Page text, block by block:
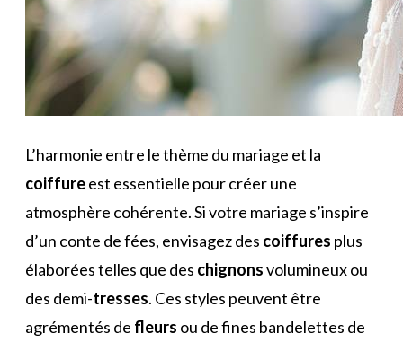
L’harmonie entre le thème du mariage et la
coiffureest essentielle pour créer une
atmosphère cohérente. Si votre mariage s’inspire
d’un conte de fées, envisagez des coiffures plus
élaborées telles que des chignonsvolumineux ou
des demi-tresses. Ces styles peuvent être
agrémentés de fleurs ou de fines bandelettes de